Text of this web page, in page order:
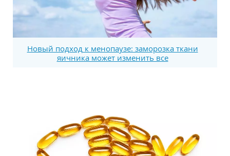
Новый подход к менопаузе: заморозка ткани
яичника может изменить все